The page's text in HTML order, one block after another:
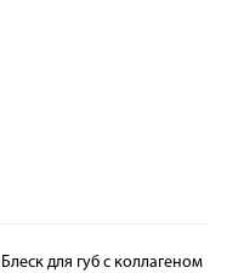
для губ с коллагеном